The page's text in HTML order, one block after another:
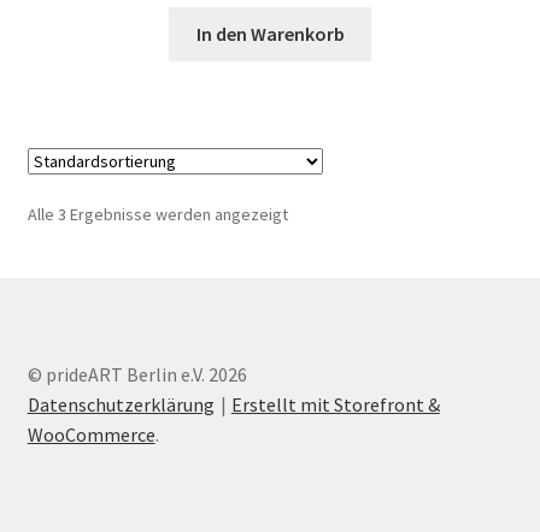
In den Warenkorb
Alle 3 Ergebnisse werden angezeigt
© prideART Berlin e.V. 2026
Datenschutzerklärung
Erstellt mit Storefront &
WooCommerce.